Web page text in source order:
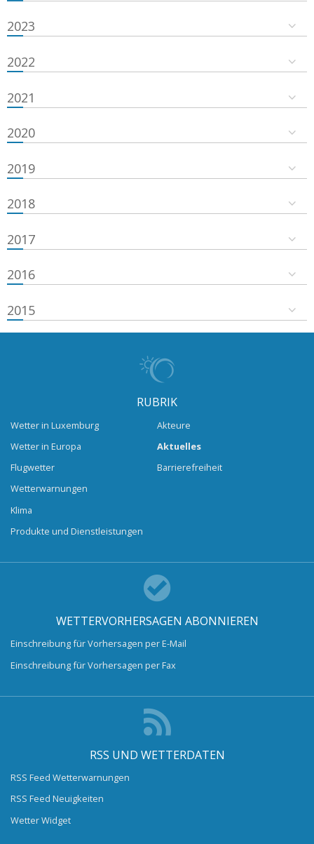
2023
2022
2021
2020
2019
2018
2017
2016
2015
RUBRIK
Wetter in Luxemburg
Wetter in Europa
Flugwetter
Wetterwarnungen
Klima
Produkte und Dienstleistungen
Akteure
Aktuelles
Barrierefreiheit
WETTERVORHERSAGEN ABONNIEREN
Einschreibung für Vorhersagen per E-Mail
Einschreibung für Vorhersagen per Fax
RSS UND WETTERDATEN
RSS Feed Wetterwarnungen
RSS Feed Neuigkeiten
Wetter Widget